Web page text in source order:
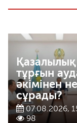
тұрғын
әкімінен не
сұрады?
07.08.2026,
98